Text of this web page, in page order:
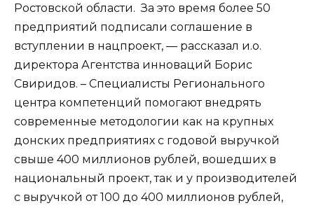
Ростовской области. За это время более 50
предприятий подписали соглашение в
вступлении в нацпроект, — рассказал и.о.
директора Агентства инноваций Борис
Свиридов. – Специалисты Регионального
центра компетенций помогают внедрять
современные методологии как на крупных
донских предприятиях с годовой выручкой
свыше 400 миллионов рублей, вошедших в
национальный проект, так и у производителей
с выручкой от 100 до 400 миллионов рублей,